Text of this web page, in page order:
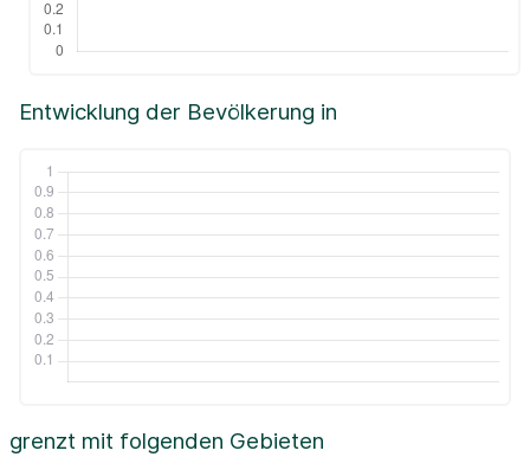
Entwicklung der Bevölkerung in
grenzt mit folgenden Gebieten